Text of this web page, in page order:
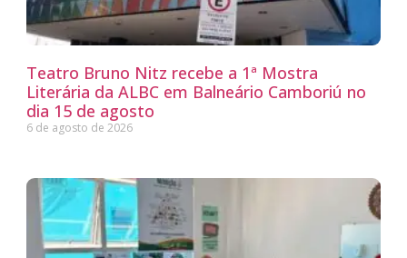
Teatro Bruno Nitz recebe a 1ª Mostra
Literária da ALBC em Balneário Camboriú no
dia 15 de agosto
6 de agosto de 2026